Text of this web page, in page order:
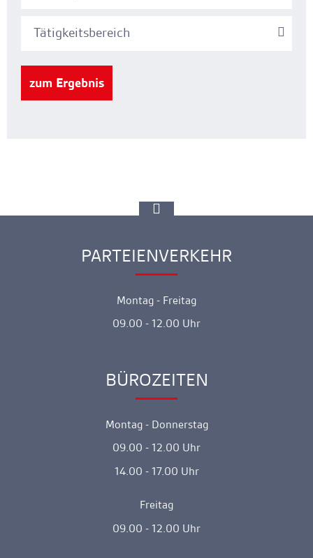
Tätigkeitsbereich
zum Ergebnis
Ankerlink
PARTEIENVERKEHR
Montag - Freitag
09.00 - 12.00 Uhr
Ankerlink
BÜROZEITEN
Montag - Donnerstag
09.00 - 12.00 Uhr
14.00 - 17.00 Uhr
Freitag
09.00 - 12.00 Uhr
zur